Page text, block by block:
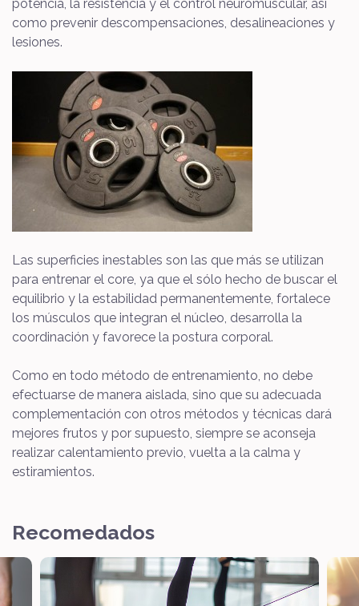
potencia, la resistencia y el control neuromuscular, así
como prevenir descompensaciones, desalineaciones y
lesiones.
Las superficies inestables son las que más se utilizan
para entrenar el core, ya que el sólo hecho de buscar el
equilibrio y la estabilidad permanentemente, fortalece
los músculos que integran el núcleo, desarrolla la
coordinación y favorece la postura corporal.
Como en todo método de entrenamiento, no debe
efectuarse de manera aislada, sino que su adecuada
complementación con otros métodos y técnicas dará
mejores frutos y por supuesto, siempre se aconseja
realizar calentamiento previo, vuelta a la calma y
estiramientos.
Recomedados